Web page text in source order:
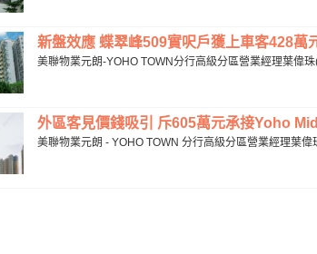
新盤效應 蝶翠峰509實呎戶獲上車客428萬
美聯物業元朗-YOHO TOWN分行高級分區營業經理葉偉
外區客見價錢吸引 斥605萬元承接Yoho
美聯物業元朗 - YOHO TOWN 分行高級分區營業經理葉